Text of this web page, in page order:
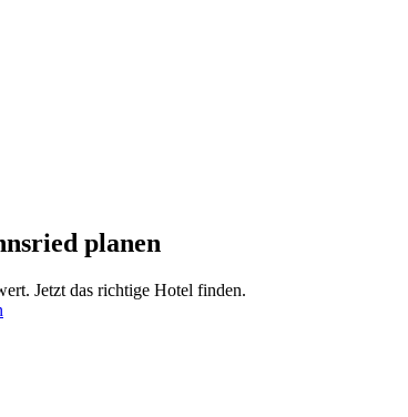
planen
Jetzt das richtige Hotel finden.